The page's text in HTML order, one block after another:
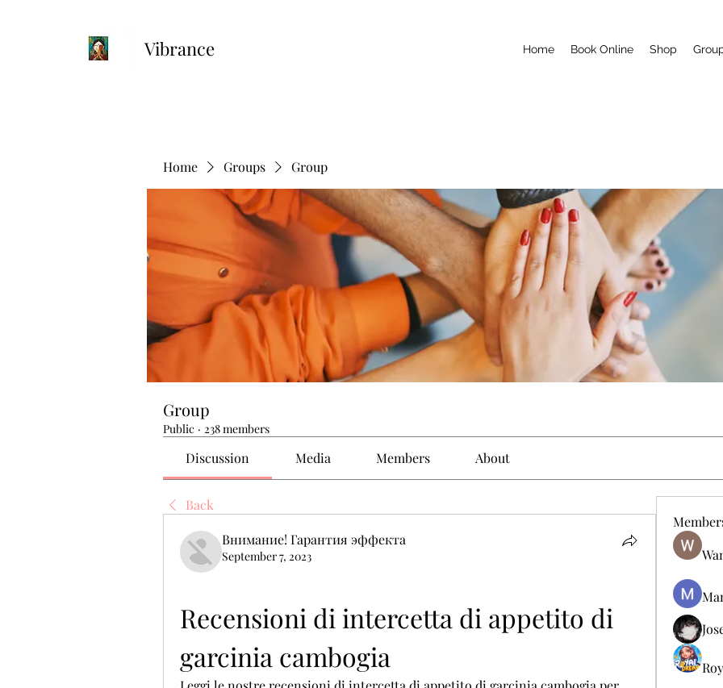
Vibrance Home Book Online Shop
Home Groups Group
Group
Public · 238 members
Discussion Media Members About
Back
Внимание! Гарантия эффекта
September 7, 2023
Recensioni di intercetta di appetito di
garcinia cambogia